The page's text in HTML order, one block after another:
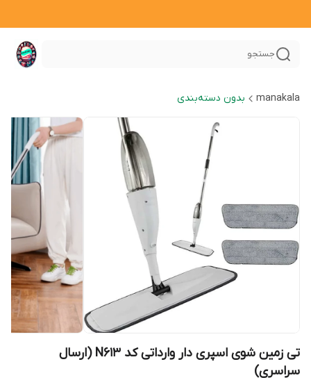
جستجو
manakala بدون دسته‌بندی
تی زمین شوی اسپری دار وارداتی کد N613 (ارسال
سراسری)